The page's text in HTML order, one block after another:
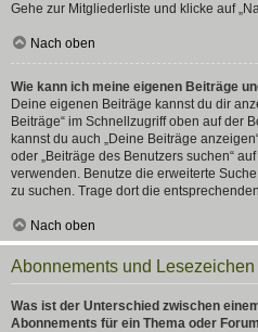
Gehe zur Mitgliederliste und klicke auf
Nach oben
Wie kann ich meine eigenen Beiträge
Deine eigenen Beiträge kannst du dir
Beiträge“ im Schnellzugriff oben auf der
kannst du auch „Deine Beiträge
oder „Beiträge des Benutzers suchen“
verwenden. Benutze die erweiterte
zu suchen. Trage dort die
Nach oben
Abonnements und Lesezeichen
Was ist der Unterschied zwischen
Abonnements für ein Thema oder